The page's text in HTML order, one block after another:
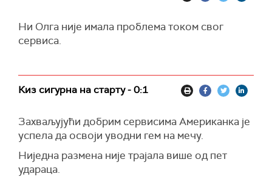
Ни Олга није имала проблема током свог
сервиса.
Киз сигурна на старту - 0:1
Захваљујући добрим сервисима Американка је
успела да освоји уводни гем на мечу.
Ниједна размена није трајала више од пет
удараца.